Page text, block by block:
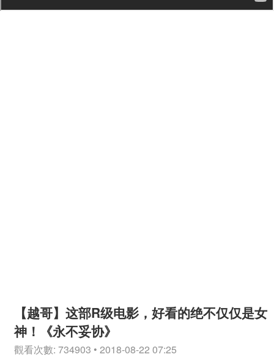
【越哥】这部R级电影，好看的绝不仅仅是女
神！《永不妥协》
觀看次數: 734903 • 2018-08-22 07:25